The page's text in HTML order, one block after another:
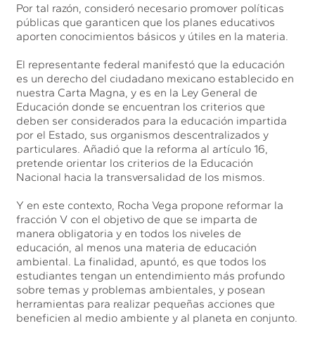
Por tal razón, consideró necesario promover políticas
públicas que garanticen que los planes educativos
aporten conocimientos básicos y útiles en la materia.
El representante federal manifestó que la educación
es un derecho del ciudadano mexicano establecido en
nuestra Carta Magna, y es en la Ley General de
Educación donde se encuentran los criterios que
deben ser considerados para la educación impartida
por el Estado, sus organismos descentralizados y
particulares. Añadió que la reforma al artículo 16,
pretende orientar los criterios de la Educación
Nacional hacia la transversalidad de los mismos.
Y en este contexto, Rocha Vega propone reformar la
fracción V con el objetivo de que se imparta de
manera obligatoria y en todos los niveles de
educación, al menos una materia de educación
ambiental. La finalidad, apuntó, es que todos los
estudiantes tengan un entendimiento más profundo
sobre temas y problemas ambientales, y posean
herramientas para realizar pequeñas acciones que
beneficien al medio ambiente y al planeta en conjunto.